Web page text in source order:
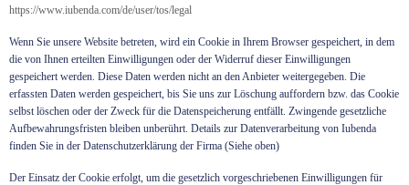
https://www.iubenda.com/de/user/tos/legal
Wenn Sie unsere Website betreten, wird ein Cookie in Ihrem Browser gespeichert, in dem
die von Ihnen erteilten Einwilligungen oder der Widerruf dieser Einwilligungen
gespeichert werden. Diese Daten werden nicht an den Anbieter weitergegeben. Die
erfassten Daten werden gespeichert, bis Sie uns zur Löschung auffordern bzw. das Cookie
selbst löschen oder der Zweck für die Datenspeicherung entfällt. Zwingende gesetzliche
Aufbewahrungsfristen bleiben unberührt. Details zur Datenverarbeitung von Iubenda
finden Sie in der Datenschutzerklärung der Firma (Siehe oben)
Der Einsatz der Cookie erfolgt, um die gesetzlich vorgeschriebenen Einwilligungen für